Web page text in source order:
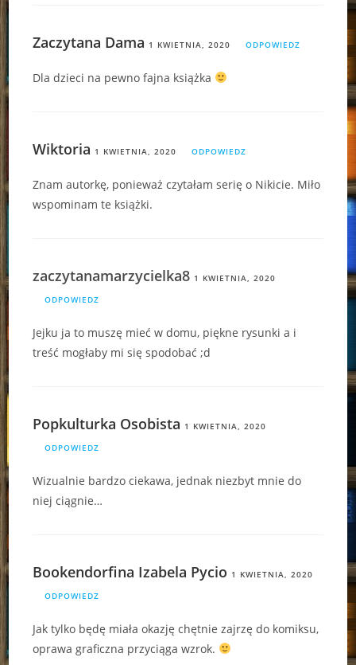
Zaczytana Dama 1 KWIETNIA, 2020 ODPOWIEDZ
Dla dzieci na pewno fajna książka
Wiktoria 1 KWIETNIA, 2020 ODPOWIEDZ
Znam autorkę, ponieważ czytałam serię o Nikicie. Miło
wspominam te książki.
zaczytanamarzycielka8 1 KWIETNIA, 2020
ODPOWIEDZ
Jejku ja to muszę mieć w domu, piękne rysunki a i
treść mogłaby mi się spodobać ;d
Popkulturka Osobista 1 KWIETNIA, 2020
ODPOWIEDZ
Wizualnie bardzo ciekawa, jednak niezbyt mnie do
niej ciągnie…
Bookendorfina Izabela Pycio 1 KWIETNIA, 2020
ODPOWIEDZ
Jak tylko będę miała okazję chętnie zajrzę do komiksu,
oprawa graficzna przyciąga wzrok.